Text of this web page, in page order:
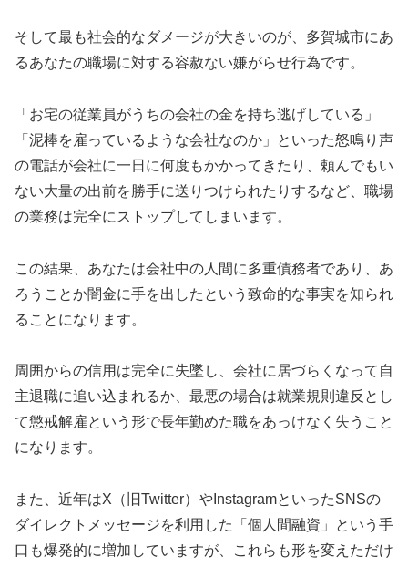
そして最も社会的なダメージが大きいのが、多賀城市にあ
るあなたの職場に対する容赦ない嫌がらせ行為です。
「お宅の従業員がうちの会社の金を持ち逃げしている」
「泥棒を雇っているような会社なのか」といった怒鳴り声
の電話が会社に一日に何度もかかってきたり、頼んでもい
ない大量の出前を勝手に送りつけられたりするなど、職場
の業務は完全にストップしてしまいます。
この結果、あなたは会社中の人間に多重債務者であり、あ
ろうことか闇金に手を出したという致命的な事実を知られ
ることになります。
周囲からの信用は完全に失墜し、会社に居づらくなって自
主退職に追い込まれるか、最悪の場合は就業規則違反とし
て懲戒解雇という形で長年勤めた職をあっけなく失うこと
になります。
また、近年はX（旧Twitter）やInstagramといったSNSの
ダイレクトメッセージを利用した「個人間融資」という手
口も爆発的に増加していますが、これらも形を変えただけ